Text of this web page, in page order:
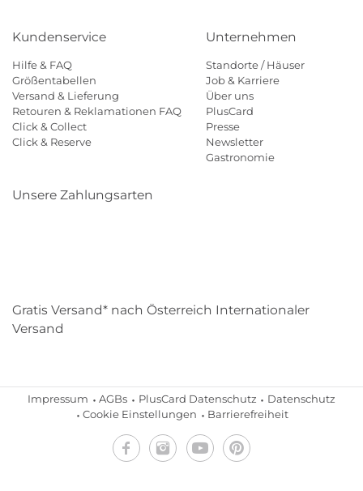
Kundenservice
Hilfe & FAQ
Größentabellen
Versand & Lieferung
Retouren & Reklamationen FAQ
Click & Collect
Click & Reserve
Unternehmen
Standorte / Häuser
Job & Karriere
Über uns
PlusCard
Presse
Newsletter
Gastronomie
Unsere Zahlungsarten
Gratis Versand* nach Österreich Internationaler
Versand
Impressum AGBs PlusCard Datenschutz
Datenschutz
Cookie Einstellungen
Barrierefreiheit